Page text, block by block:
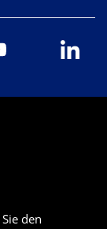
den